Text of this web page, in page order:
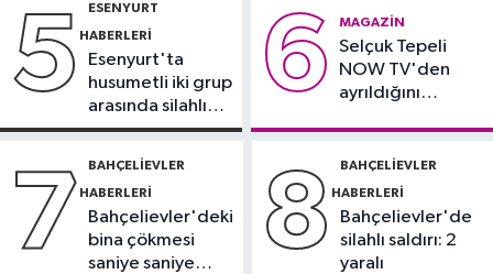
yaklaşık 30 bin taraftar önünde imza
attı
5 ESENYURT
HABERLERI
Esenyurt'ta
husumetli iki grup
arasında silahlı
kavga
6 MAGAZIN
Selçuk Tepeli
NOW TV'den
ayrıldığını
7 BAHÇELIEVLER
HABERLERI
Bahçelievler'deki
bina çökmesi
saniye saniye
8 BAHÇELIEVLER
HABERLERI
Bahçelievler'de
silahlı saldırı: 2
yaralı